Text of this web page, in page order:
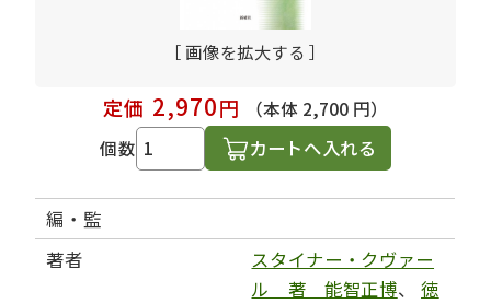
［ 画像を拡大する ］
定価 2,970円
（本体 2,700 円）
個数
カートへ入れる
編・監
著者
スタイナー・クヴァー
ル 著 能智正博、徳